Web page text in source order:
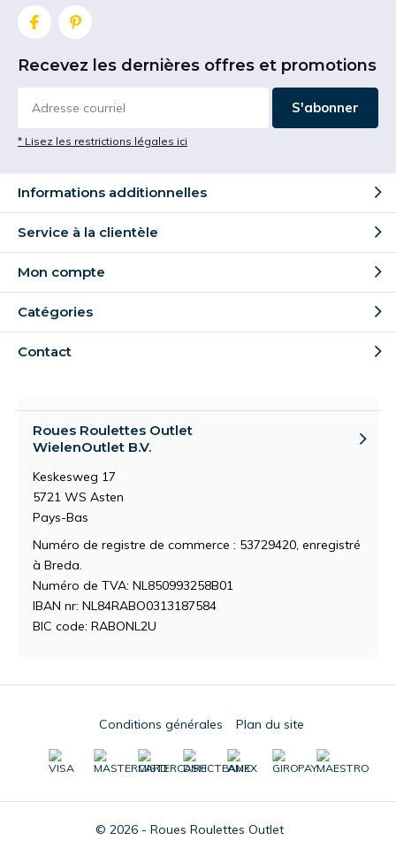
Recevez les dernières offres et promotions
S'abonner
* Lisez les restrictions légales ici
Informations additionnelles
Service à la clientèle
Mon compte
Catégories
Contact
Roues Roulettes Outlet
WielenOutlet B.V.
Keskesweg 17
5721 WS Asten
Pays-Bas
Numéro de registre de commerce : 53729420, enregistré
à Breda.
Numéro de TVA: NL850993258B01
IBAN nr: NL84RABO0313187584
BIC code: RABONL2U
© 2026 - Roues Roulettes Outlet
Conditions générales Plan du site